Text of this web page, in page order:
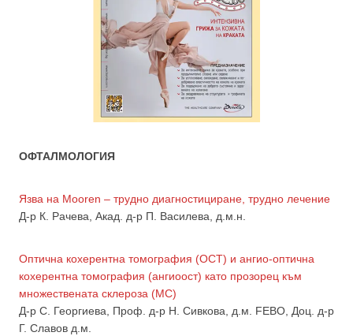
ОФТАЛМОЛОГИЯ
Язва на Mooren – трудно диагностициране, трудно лечение
Д-р К. Рачева, Акад. д-р П. Василева, д.м.н.
Oптична кохерентна томография (ОСТ) и ангио-оптична
кохерентна томография (ангиоост) като прозорец към
множествената склероза (МС)
Д-р С. Георгиева, Проф. д-р Н. Сивкова, д.м. FEBO, Доц. д-р
Г. Славов д.м.